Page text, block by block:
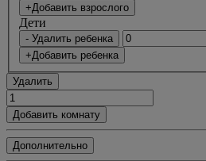
+Добавить взрослого
Дети
- Удалить ребенка
+Добавить ребенка
Удалить
Добавить комнату
Дополнительно